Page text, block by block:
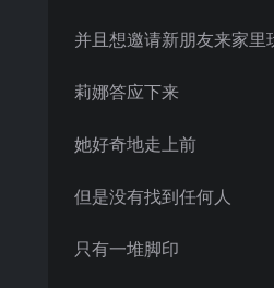
并且想邀请新朋友来家里
莉娜答应下来
她好奇地走上前
但是没有找到任何人
只有一堆脚印